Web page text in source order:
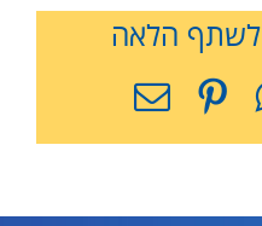
הלאה
WhatsApp
Pinterest
כתובת